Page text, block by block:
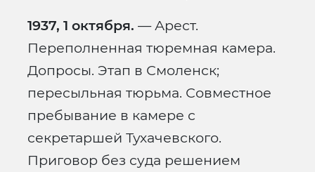
1937, 1 октября. — Арест.
Переполненная тюремная камера.
Допросы. Этап в Смоленск;
пересыльная тюрьма. Совместное
пребывание в камере с
секретаршей Тухачевского.
Приговор без суда решением